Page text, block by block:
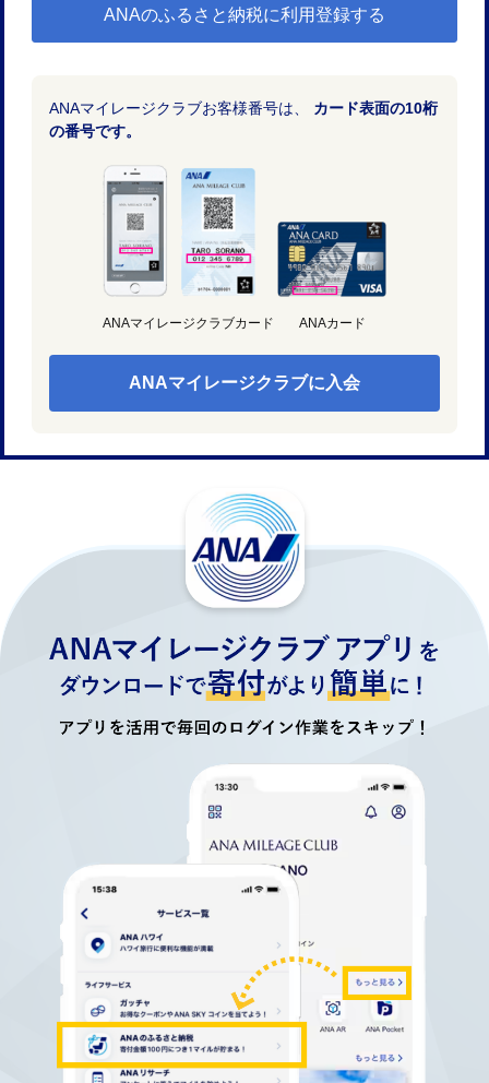
ANAのふるさと納税に利用登録する
ANAマイレージクラブお客様番号は、 カード表面の10桁
の番号です。
ANAマイレージクラブカード ANAカード
ANAマイレージクラブに入会